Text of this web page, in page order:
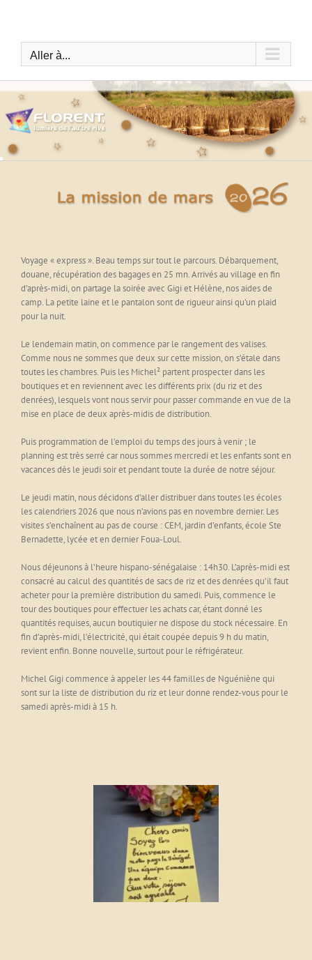
Aller à...
Voyage « express ». Beau temps sur tout le parcours. Débarquement,
douane, récupération des bagages en 25 mn. Arrivés au village en fin
d’après-midi, on partage la soirée avec Gigi et Hélène, nos aides de
camp. La petite laine et le pantalon sont de rigueur ainsi qu’un plaid
pour la nuit.
Le lendemain matin, on commence par le rangement des valises.
Comme nous ne sommes que deux sur cette mission, on s’étale dans
toutes les chambres. Puis les Michel² partent prospecter dans les
boutiques et en reviennent avec les différents prix (du riz et des
denrées), lesquels vont nous servir pour passer commande en vue de la
mise en place de deux après-midis de distribution.
Puis programmation de l’emploi du temps des jours à venir ; le
planning est très serré car nous sommes mercredi et les enfants sont en
vacances dès le jeudi soir et pendant toute la durée de notre séjour.
Le jeudi matin, nous décidons d’aller distribuer dans toutes les écoles
les calendriers 2026 que nous n’avions pas en novembre dernier. Les
visites s’enchaînent au pas de course : CEM, jardin d’enfants, école Ste
Bernadette, lycée et en dernier Foua-Loul.
Nous déjeunons à l’heure hispano-sénégalaise : 14h30. L’après-midi est
consacré au calcul des quantités de sacs de riz et des denrées qu’il faut
acheter pour la première distribution du samedi. Puis, commence le
tour des boutiques pour effectuer les achats car, étant donné les
quantités requises, aucun boutiquier ne dispose du stock nécessaire. En
fin d’après-midi, l’électricité, qui était coupée depuis 9 h du matin,
revient enfin. Bonne nouvelle, surtout pour le réfrigérateur.
Michel Gigi commence à appeler les 44 familles de Nguéniène qui
sont sur la liste de distribution du riz et leur donne rendez-vous pour le
samedi après-midi à 15 h.
Bienvenue...